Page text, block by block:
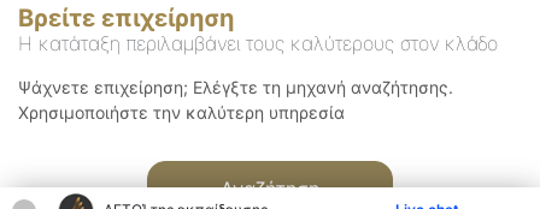
Βρείτε επιχείρηση
Η κατάταξη περιλαμβάνει τους καλύτερους στον κλάδο
Ψάχνετε επιχείρηση; Ελέγξτε τη μηχανή αναζήτησης.
Χρησιμοποιήστε την καλύτερη υπηρεσία
Αναζήτηση